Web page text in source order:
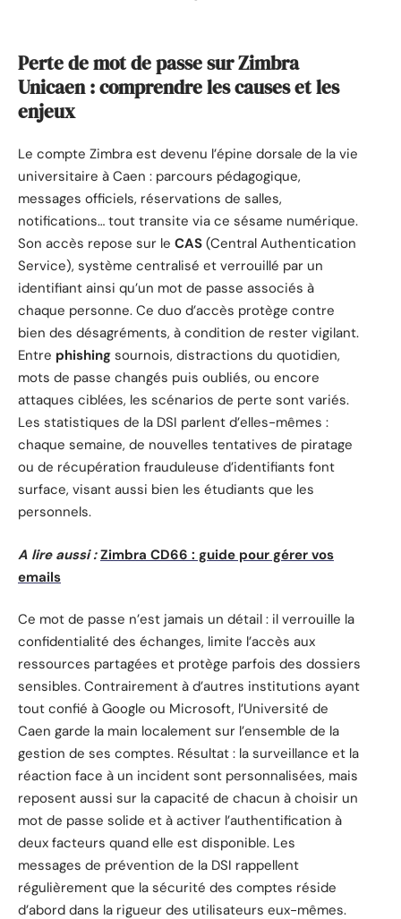
Perte de mot de passe sur Zimbra
Unicaen : comprendre les causes et les
enjeux
Le compte Zimbra est devenu l’épine dorsale de la vie
universitaire à Caen : parcours pédagogique,
messages officiels, réservations de salles,
notifications… tout transite via ce sésame numérique.
Son accès repose sur le CAS (Central Authentication
Service), système centralisé et verrouillé par un
identifiant ainsi qu’un mot de passe associés à
chaque personne. Ce duo d’accès protège contre
bien des désagréments, à condition de rester vigilant.
Entre phishing sournois, distractions du quotidien,
mots de passe changés puis oubliés, ou encore
attaques ciblées, les scénarios de perte sont variés.
Les statistiques de la DSI parlent d’elles-mêmes :
chaque semaine, de nouvelles tentatives de piratage
ou de récupération frauduleuse d’identifiants font
surface, visant aussi bien les étudiants que les
personnels.
A lire aussi : Zimbra CD66 : guide pour gérer vos
emails
Ce mot de passe n’est jamais un détail : il verrouille la
confidentialité des échanges, limite l’accès aux
ressources partagées et protège parfois des dossiers
sensibles. Contrairement à d’autres institutions ayant
tout confié à Google ou Microsoft, l’Université de
Caen garde la main localement sur l’ensemble de la
gestion de ses comptes. Résultat : la surveillance et la
réaction face à un incident sont personnalisées, mais
reposent aussi sur la capacité de chacun à choisir un
mot de passe solide et à activer l’authentification à
deux facteurs quand elle est disponible. Les
messages de prévention de la DSI rappellent
régulièrement que la sécurité des comptes réside
d’abord dans la rigueur des utilisateurs eux-mêmes.